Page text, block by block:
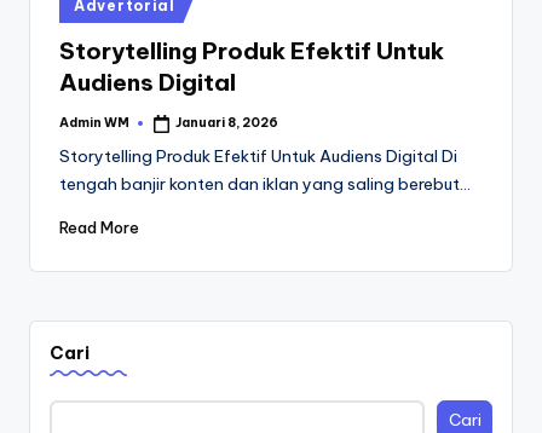
in
Advertorial
Storytelling Produk Efektif Untuk
Audiens Digital
Posted
Admin WM Januari 8, 2026
Storytelling Produk Efektif Untuk Audiens Digital Di
tengah banjir konten dan iklan yang saling berebut…
Read More
Cari
Cari